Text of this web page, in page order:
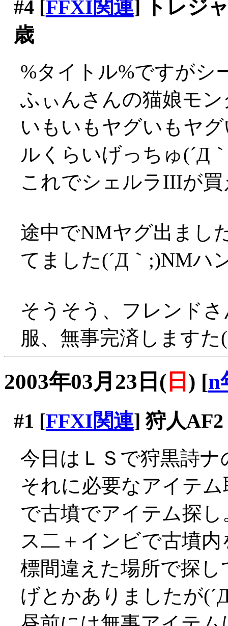
#4[FFXI関連] トレジ
歳
%タイトル%ですがシ
ふぃんさんの猫娘モ
いもいもヤグいもヤ
ルくらいげっちゅ(´Д
これでシェルラIIIが
途中でNMヤグ出まし
てました(´Д｀;)NMハ
そうそう、フレンド
服、無事完済します
2003年03月23日( 日 ) [n
#1 [FFXI関連] 狩人AF2
今日はＬＳで狩黒詩
それに必要なアイテ
で古墳でアイテム探し
ス二＋インビで古墳
標間違えた場所で探
げとかありましたが